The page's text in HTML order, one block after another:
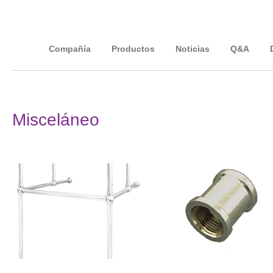
Compañía Productos Noticias Q&A
Misceláneo